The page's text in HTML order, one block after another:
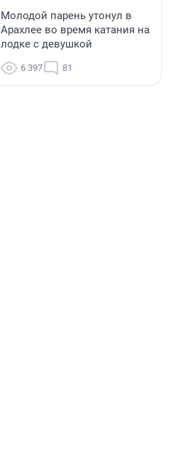
Молодой парень утонул в
Арахлее во время катания на
лодке с девушкой
6 397 81